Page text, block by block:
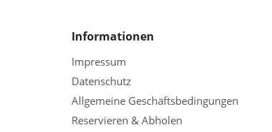
Informationen
Impressum
Datenschutz
Allgemeine Geschäftsbedingungen
Reservieren & Abholen